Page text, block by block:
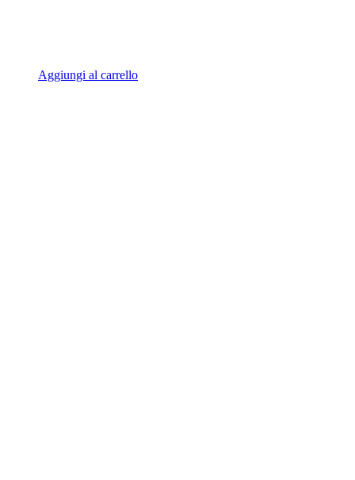
Aggiungi al carrello